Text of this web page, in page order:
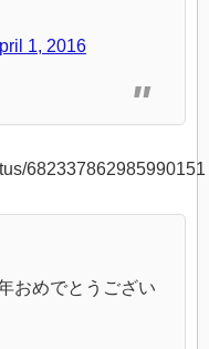
1, 2016
682337862985990151
おめでとうござい